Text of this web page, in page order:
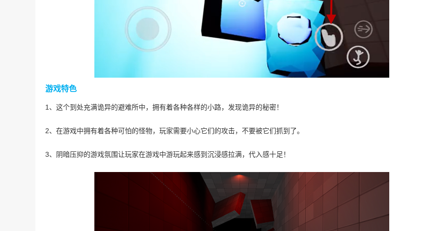
游戏特色
1、这个到处充满诡异的避难所中，拥有着各种各样的小路，发现诡异的秘密！
2、在游戏中拥有着各种可怕的怪物，玩家需要小心它们的攻击，不要被它们抓到了。
3、阴暗压抑的游戏氛围让玩家在游戏中游玩起来感到沉浸感拉满，代入感十足！